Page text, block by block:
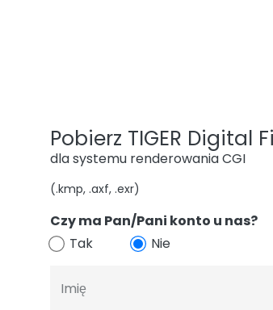
Pobierz TIGER Digital
dla systemu renderowania CGI
(.kmp, .axf, .exr)
Czy ma Pan/Pani konto u nas?
Tak
Nie
Imię